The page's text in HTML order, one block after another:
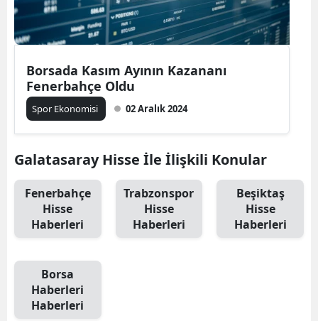
Borsada Kasım Ayının Kazananı
Fenerbahçe Oldu
Spor Ekonomisi 02 Aralık 2024
Galatasaray Hisse İle İlişkili Konular
Fenerbahçe
Hisse
Haberleri
Trabzonspor
Hisse
Haberleri
Beşiktaş
Hisse
Haberleri
Borsa
Haberleri
Haberleri